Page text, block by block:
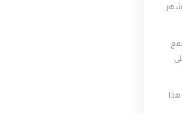
في نهاية شهر
قد يقوم بخفض أسعار الفائدة 3 مرات هذا